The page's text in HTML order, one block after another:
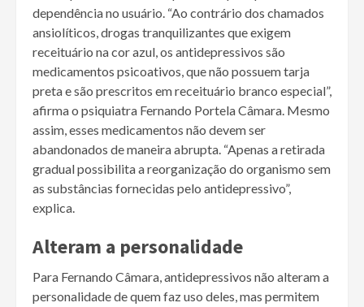
dependência no usuário. “Ao contrário dos chamados
ansiolíticos, drogas tranquilizantes que exigem
receituário na cor azul, os antidepressivos são
medicamentos psicoativos, que não possuem tarja
preta e são prescritos em receituário branco especial”,
afirma o psiquiatra Fernando Portela Câmara. Mesmo
assim, esses medicamentos não devem ser
abandonados de maneira abrupta. “Apenas a retirada
gradual possibilita a reorganização do organismo sem
as substâncias fornecidas pelo antidepressivo”,
explica.
Alteram a personalidade
Para Fernando Câmara, antidepressivos não alteram a
personalidade de quem faz uso deles, mas permitem